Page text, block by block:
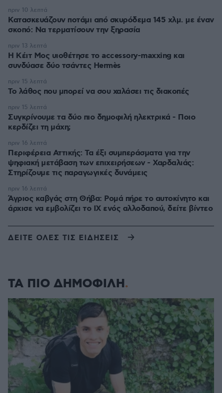
Κατασκευάζουν ποτάμι από σκυρόδεμα 145 χλμ. με έναν
σκοπό: Να τερματίσουν την ξηρασία
πριν 10 λεπτά
Η Κέιτ Μος υιοθέτησε τo accessory-maxxing και
συνδύασε δύο τσάντες Hermès
πριν 13 λεπτά
Το λάθος που μπορεί να σου χαλάσει τις διακοπές
πριν 15 λεπτά
Συγκρίνουμε τα δύο πιο δημοφιλή ηλεκτρικά - Ποιο
κερδίζει τη μάχη;
πριν 15 λεπτά
Περιφέρεια Αττικής: Τα έξι συμπεράσματα για την
ψηφιακή μετάβαση των επιχειρήσεων - Χαρδαλιάς:
Στηρίζουμε τις παραγωγικές δυνάμεις
πριν 16 λεπτά
Άγριος καβγάς στη Θήβα: Ρομά πήρε το αυτοκίνητο και
άρχισε να εμβολίζει το ΙΧ ενός αλλοδαπού, δείτε βίντεο
πριν 16 λεπτά
ΔΕΙΤΕ ΟΛΕΣ ΤΙΣ ΕΙΔΗΣΕΙΣ
ΤΑ ΠΙΟ ΔΗΜΟΦΙΛΗ